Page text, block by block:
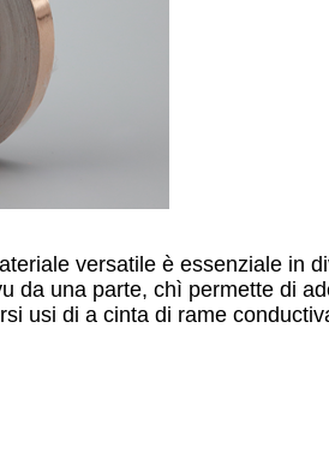
versatile è essenziale in
da una parte, chì permette di
usi di a cinta di rame